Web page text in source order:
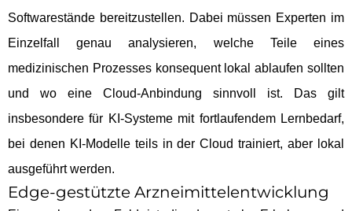
Softwarestände bereitzustellen. Dabei müssen Experten im
Einzelfall genau analysieren, welche Teile eines
medizinischen Prozesses konsequent lokal ablaufen sollten
und wo eine Cloud-Anbindung sinnvoll ist. Das gilt
insbesondere für KI-Systeme mit fortlaufendem Lernbedarf,
bei denen KI-Modelle teils in der Cloud trainiert, aber lokal
ausgeführt werden.
Edge-gestützte Arzneimittelentwicklung